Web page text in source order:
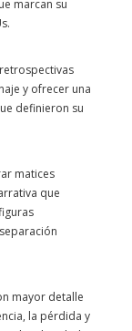
marcan su
y ofrecer una
definieron su
matices
que
mayor detalle
la pérdida y